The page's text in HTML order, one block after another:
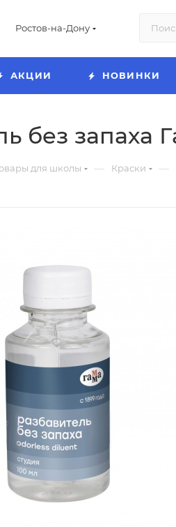
Ростов-на-Дону
АКЦИИ НОВИНКИ
без запаха
для школы — Краски —